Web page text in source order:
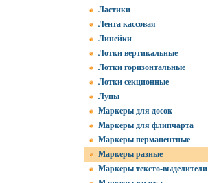
Ластики
Лента кассовая
Линейки
Лотки вертикальные
Лотки горизонтальные
Лотки секционные
Лупы
Маркеры для досок
Маркеры для флипчарта
Маркеры перманентные
Маркеры разные
Маркеры тексто-выделители